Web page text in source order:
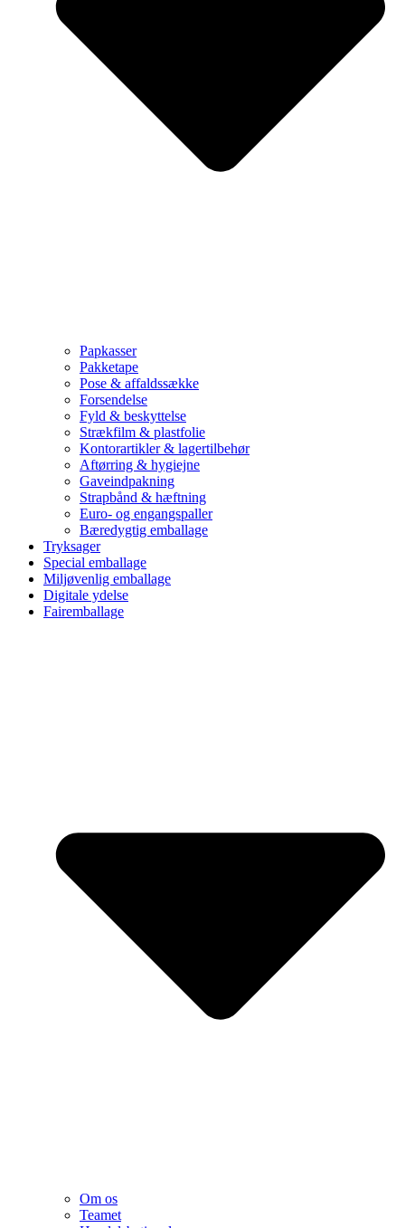
Papkasser
Pakketape
Pose & affaldssække
Forsendelse
Fyld & beskyttelse
Strækfilm & plastfolie
Kontorartikler & lagertilbehør
Aftørring & hygiejne
Gaveindpakning
Strapbånd & hæftning
Euro- og engangspaller
Bæredygtig emballage
Tryksager
Special emballage
Miljøvenlig emballage
Digitale ydelse
Fairemballage
Om os
Teamet